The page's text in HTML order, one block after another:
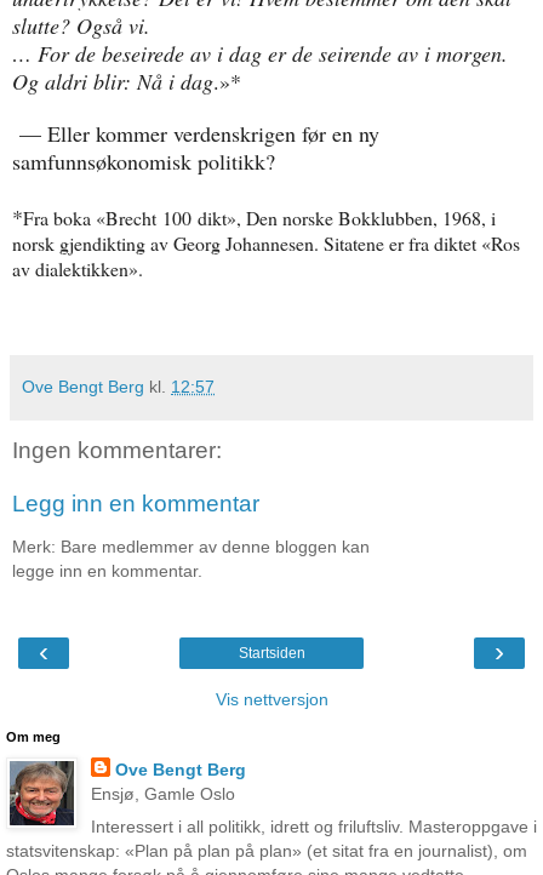
slutte? Også vi.
… For de beseirede av i dag er de seirende av i morgen.
Og aldri blir: Nå i dag.»*
— Eller kommer verdenskrigen før en ny
samfunnsøkonomisk politikk?
*Fra boka «Brecht 100 dikt», Den norske Bokklubben, 1968, i
norsk gjendikting av Georg Johannesen. Sitatene er fra diktet «Ros
av dialektikken».
Ove Bengt Berg kl. 12:57
Ingen kommentarer:
Legg inn en kommentar
Merk: Bare medlemmer av denne bloggen kan
legge inn en kommentar.
‹ ›
Startsiden
Vis nettversjon
Om meg
Ove Bengt Berg
Ensjø, Gamle Oslo
Interessert i all politikk, idrett og friluftsliv. Masteroppgave i
statsvitenskap: «Plan på plan på plan» (et sitat fra en journalist), om